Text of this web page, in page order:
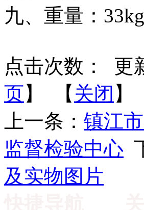
九、重量：33kg
点击次数：
更
页】 【 关闭 】
上一条： 镇江
监督检验中心
及实物图片